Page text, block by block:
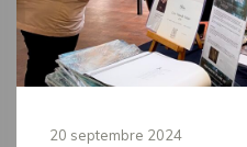
20 septembre 2024